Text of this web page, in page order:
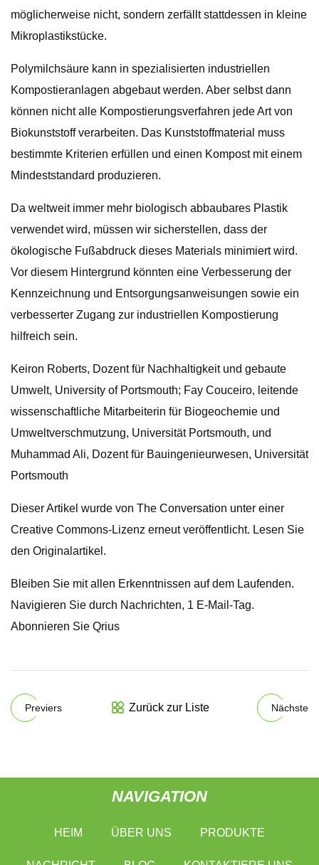
möglicherweise nicht, sondern zerfällt stattdessen in kleine
Mikroplastikstücke.
Polymilchsäure kann in spezialisierten industriellen
Kompostieranlagen abgebaut werden. Aber selbst dann
können nicht alle Kompostierungsverfahren jede Art von
Biokunststoff verarbeiten. Das Kunststoffmaterial muss
bestimmte Kriterien erfüllen und einen Kompost mit einem
Mindeststandard produzieren.
Da weltweit immer mehr biologisch abbaubares Plastik
verwendet wird, müssen wir sicherstellen, dass der
ökologische Fußabdruck dieses Materials minimiert wird.
Vor diesem Hintergrund könnten eine Verbesserung der
Kennzeichnung und Entsorgungsanweisungen sowie ein
verbesserter Zugang zur industriellen Kompostierung
hilfreich sein.
Keiron Roberts, Dozent für Nachhaltigkeit und gebaute
Umwelt, University of Portsmouth; Fay Couceiro, leitende
wissenschaftliche Mitarbeiterin für Biogeochemie und
Umweltverschmutzung, Universität Portsmouth, und
Muhammad Ali, Dozent für Bauingenieurwesen, Universität
Portsmouth
Dieser Artikel wurde von The Conversation unter einer
Creative Commons-Lizenz erneut veröffentlicht. Lesen Sie
den Originalartikel.
Bleiben Sie mit allen Erkenntnissen auf dem Laufenden.
Navigieren Sie durch Nachrichten, 1 E-Mail-Tag.
Abonnieren Sie Qrius
Previers Zurück zur Liste Nächste
NAVIGATION
HEIM ÜBER UNS PRODUKTE